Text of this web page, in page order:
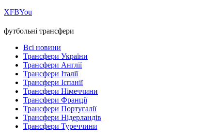
ХFBYou
футбольні трансфери
Всі новини
Трансфери України
Трансфери Англії
Трансфери Італії
Трансфери Іспанії
Трансфери Німеччини
Трансфери Франції
Трансфери Португалії
Трансфери Нідерландів
Трансфери Туреччини